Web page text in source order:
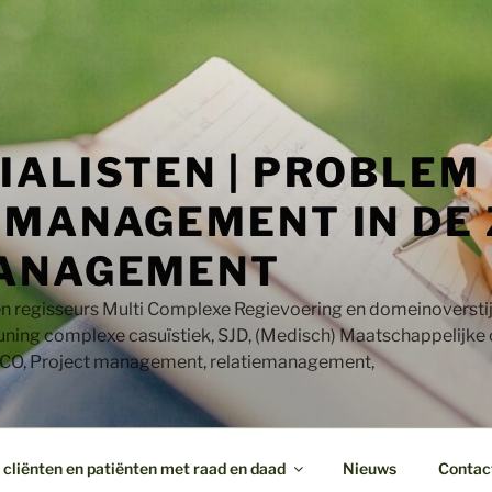
| PROBLEM
IN DE
regisseurs Multi Complexe Regievoering en
complexe casuïstiek, SJD, (Medisch) Maatschappelijke
Project management, relatiemanagement,
en patiënten met raad en daad Nieuws